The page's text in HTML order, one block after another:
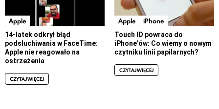
Apple
14-latek odkrył błąd
podsłuchiwania w FaceTime:
Apple nie reagowało na
ostrzeżenia
CZYTAJ WIĘCEJ
Apple iPhone
Touch ID powraca do
iPhone’ów: Co wiemy o nowym
czytniku linii papilarnych?
CZYTAJ WIĘCEJ